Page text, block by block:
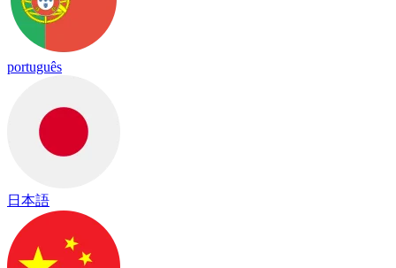
português
日本語